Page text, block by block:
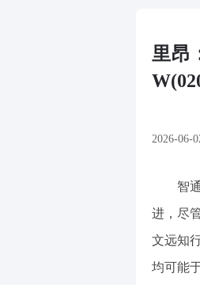
里昂
2026-06-
智
进，尽
文远知
均可能